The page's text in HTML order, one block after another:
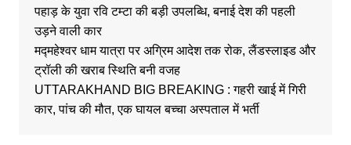
पहाड़ के युवा रवि टम्टा की बड़ी उपलब्धि, बनाई देश की पहली
उड़ने वाली कार
मद्महेश्वर धाम यात्रा पर अग्रिम आदेश तक रोक, लैंडस्लाइड और
ट्रॉली की खराब स्थिति बनी वजह
UTTARAKHAND BIG BREAKING : गहरी खाई में गिरी
कार, पांच की मौत, एक घायल बच्चा अस्पताल में भर्ती